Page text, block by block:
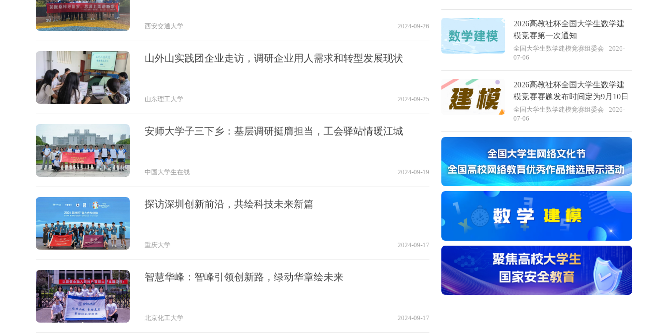
西安交通大学 2024-09-26
山外山实践团企业走访，调研企业用人需求和转型发展现状
山东理工大学 2024-09-25
安师大学子三下乡：基层调研挺膺担当，工会驿站情暖江城
中国大学生在线 2024-09-19
探访深圳创新前沿，共绘科技未来新篇
重庆大学 2024-09-17
智慧华峰：智峰引领创新路，绿动华章绘未来
北京化工大学 2024-09-17
2026高教社杯全国大学生数学建
模竞赛第一次通知
全国大学生数学建模竞赛组委会
2026-
07-06
2026高教社杯全国大学生数学建
模竞赛赛题发布时间定为9月10日
全国大学生数学建模竞赛组委会
2026-
07-06